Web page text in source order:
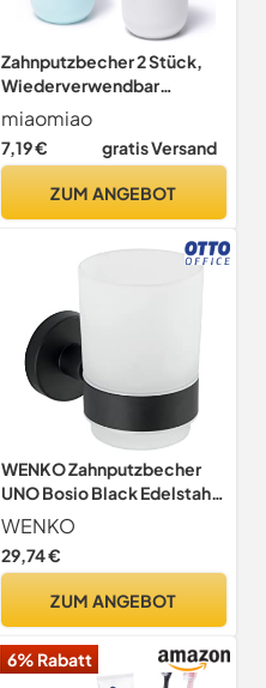
Zahnputzbecher 2 Stück,
Wiederverwendbar
Zahnputzbecher
Kunststoff,
Zahnbürstenbecher Set,
(Grau, Blau)
miaomiao
7,19 € gratis Versand
ZUM ANGEBOT
WENKO Zahnputzbecher
UNO Bosio Black Edelstahl
matt - Zahnbürstenhalter
für Zahnbürste und
Zahnpasta, Edelstahl
Matt
WENKO
29,74 €
ZUM ANGEBOT
6% Rabatt